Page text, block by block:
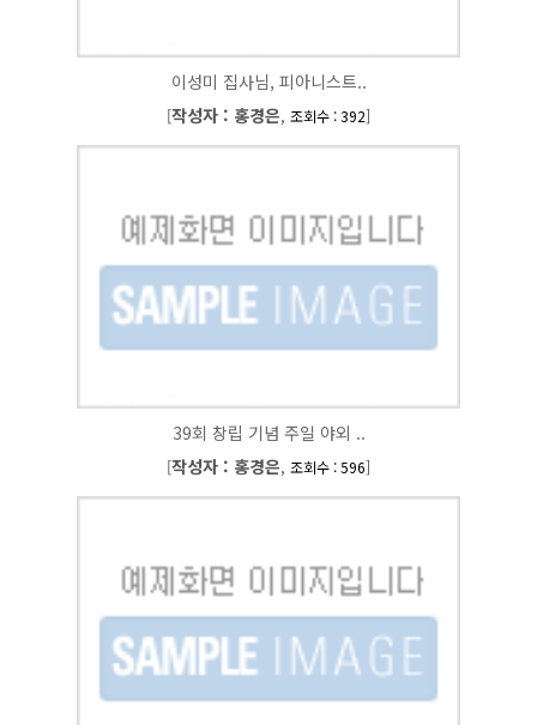
이성미 집사님, 피아니스트..
[작성자 : 홍경은, 조회수 : 392]
39회 창립 기념 주일 야외 ..
[작성자 : 홍경은, 조회수 : 596]